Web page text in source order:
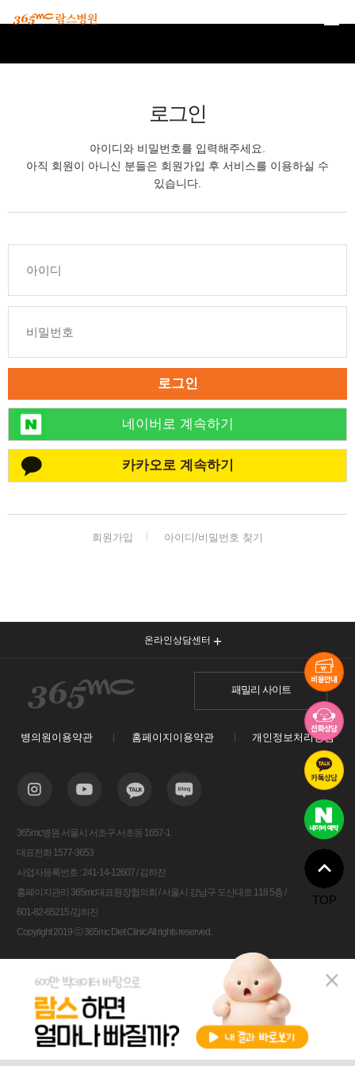
로그인
아이디와 비밀번호를 입력해주세요.
아직 회원이 아니신 분들은 회원가입 후 서비스를 이용하실 수
있습니다.
로그인
네이버로 계속하기
카카오로 계속하기
회원가입 아이디/비밀번호 찾기
TOP
비용안내 전화상담 카톡상담
온라인상담센터
패밀리 사이트
병의원이용약관 홈페이지이용약관 개인정보처리방침
365mc병원 서울시 서초구 서초동 1657-1
대표전화 1577-3653
사업자등록번호 : 241-14-12607 / 김하진
홈페이지관리 365mc대표원장협의회 / 서울시 강남구 도산대로 118 5층 /
601-82-65215 /김하진
Copyright 2019 ⓒ 365mc Diet Clinic All rights reserved.